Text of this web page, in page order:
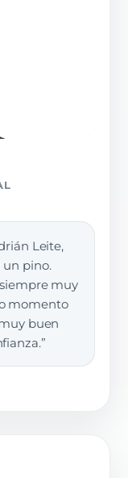
Leite,
un pino.
muy
momento
buen